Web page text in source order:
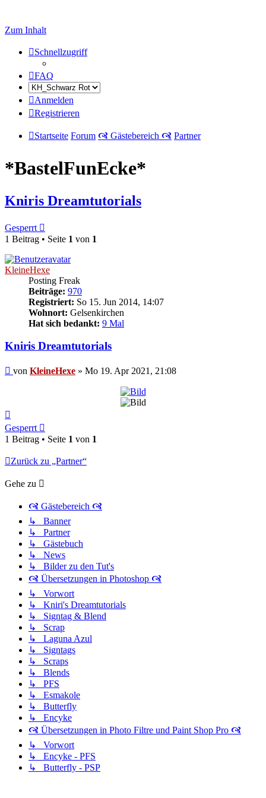
Zum Inhalt
Schnellzugriff
FAQ
Anmelden
Registrieren
Startseite Forum 🙧 Gästebereich 🙧 Partner
*BastelFunEcke*
Kniris Dreamtutorials
Gesperrt
1 Beitrag • Seite 1 von 1
KleineHexe
Posting Freak
Beiträge: 970
Registriert: So 15. Jun 2014, 14:07
Wohnort: Gelsenkirchen
Hat sich bedankt: 9 Mal
Kniris Dreamtutorials
Beitrag
von KleineHexe » Mo 19. Apr 2021, 21:08
oben
Gesperrt
1 Beitrag • Seite 1 von 1
Zurück zu „Partner“
Gehe zu
🙧 Gästebereich 🙧
↳ Banner
↳ Partner
↳ Gästebuch
↳ News
↳ Bilder zu den Tut's
🙧 Übersetzungen in Photoshop 🙧
↳ Vorwort
↳ Kniri's Dreamtutorials
↳ Signtag & Blend
↳ Scrap
↳ Laguna Azul
↳ Signtags
↳ Scraps
↳ Blends
↳ PFS
↳ Esmakole
↳ Butterfly
↳ Encyke
🙧 Übersetzungen in Photo Filtre und Paint Shop Pro 🙧
↳ Vorwort
↳ Encyke - PFS
↳ Butterfly - PSP